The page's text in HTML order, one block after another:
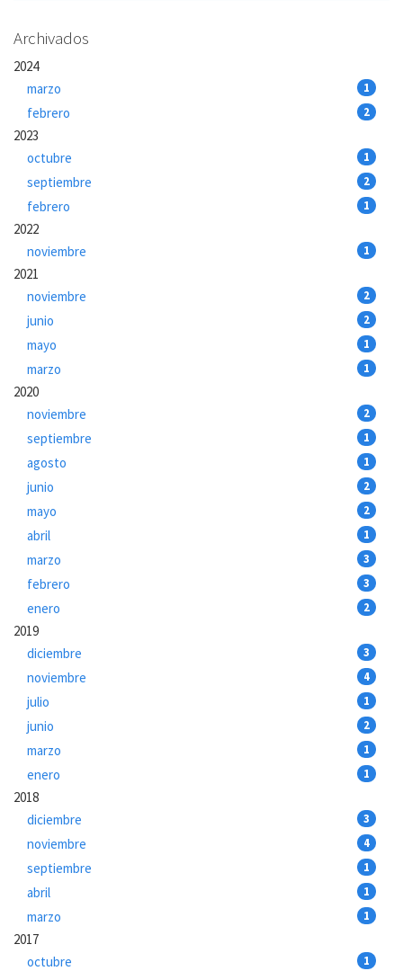
Archivados
2024
marzo
1
febrero 2
2023
octubre
1
septiembre 2
febrero 1
2022
noviembre
1
2021
noviembre
2
junio 2
mayo 1
marzo 1
2020
noviembre
2
septiembre 1
agosto 1
junio 2
mayo 2
abril 1
marzo 3
febrero 3
enero 2
2019
diciembre
3
noviembre 4
julio 1
junio 2
marzo 1
enero 1
2018
diciembre
3
noviembre 4
septiembre 1
abril 1
marzo 1
2017
octubre
1